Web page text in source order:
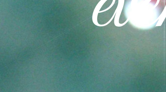
Глючить продолжает не меньше. Стало быть,
Пробуем повторить с заранее найденным